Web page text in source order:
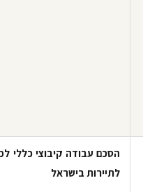
הסכם עבודה קיבוצי כללי
לתיירות בישראל